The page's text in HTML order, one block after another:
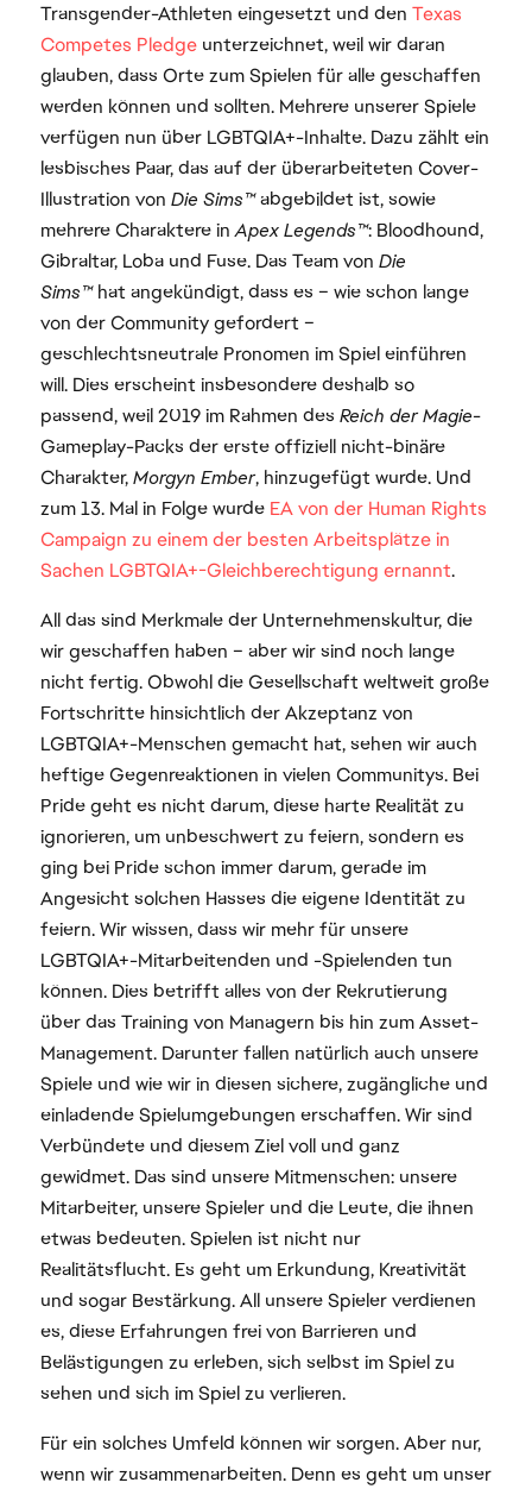
Transgender-Athleten eingesetzt und den Texas
Competes Pledgeunterzeichnet, weil wir daran
glauben, dass Orte zum Spielen für alle geschaffen
werden können und sollten. Mehrere unserer Spiele
verfügen nun über LGBTQIA+-Inhalte. Dazu zählt ein
lesbisches Paar, das auf der überarbeiteten Cover-
Illustration von Die Sims™abgebildet ist, sowie
mehrere Charaktere inApex Legends™: Bloodhound,
Gibraltar, Loba und Fuse. Das Team von Die
Sims™hat angekündigt, dass es – wie schon lange
von der Community gefordert –
geschlechtsneutrale Pronomen im Spiel einführen
will. Dies erscheint insbesondere deshalb so
passend, weil 2019 im Rahmen des Reich der Magie-
Gameplay-Packs der erste offiziell nicht-binäre
Charakter,Morgyn Ember, hinzugefügt wurde. Und
zum 13. Mal in Folge wurde EA von der Human Rights
Campaign zu einem der besten Arbeitsplätze in
Sachen LGBTQIA+-Gleichberechtigung ernannt.
All das sind Merkmale der Unternehmenskultur, die
wir geschaffen haben – aber wir sind noch lange
nicht fertig. Obwohl die Gesellschaft weltweit große
Fortschritte hinsichtlich der Akzeptanz von
LGBTQIA+-Menschen gemacht hat, sehen wir auch
heftige Gegenreaktionen in vielen Communitys. Bei
Pride geht es nicht darum, diese harte Realität zu
ignorieren, um unbeschwert zu feiern, sondern es
ging bei Pride schon immer darum, gerade im
Angesicht solchen Hasses die eigene Identität zu
feiern. Wir wissen, dass wir mehr für unsere
LGBTQIA+-Mitarbeitenden und -Spielenden tun
können. Dies betrifft alles von der Rekrutierung
über das Training von Managern bis hin zum Asset-
Management. Darunter fallen natürlich auch unsere
Spiele und wie wir in diesen sichere, zugängliche und
einladende Spielumgebungen erschaffen. Wir sind
Verbündete und diesem Ziel voll und ganz
gewidmet. Das sind unsere Mitmenschen: unsere
Mitarbeiter, unsere Spieler und die Leute, die ihnen
etwas bedeuten. Spielen ist nicht nur
Realitätsflucht. Es geht um Erkundung, Kreativität
und sogar Bestärkung. All unsere Spieler verdienen
es, diese Erfahrungen frei von Barrieren und
Belästigungen zu erleben, sich selbst im Spiel zu
sehen und sich im Spiel zu verlieren.
Für ein solches Umfeld können wir sorgen. Aber nur,
wenn wir zusammenarbeiten. Denn es geht um unser